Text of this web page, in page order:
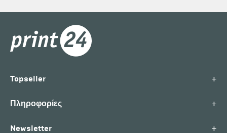
Topseller +
Πληροφορίες +
Newsletter +